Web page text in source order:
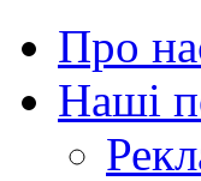
Про
Наші